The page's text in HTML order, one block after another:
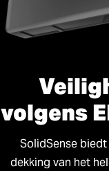
volgens
SolidSense
dekking van het